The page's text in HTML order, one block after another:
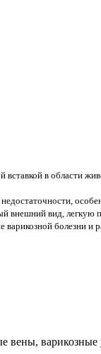
в области
внешний вид,
болезни и
варикозные